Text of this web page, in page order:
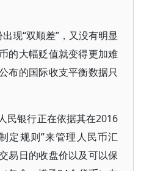
现“双顺差”，又没有明显
的大幅贬值就变得更加难
布的国际收支平衡数据只
民银行正在依据其在2016
定规则”来管理人民币汇
易日的收盘价以及可以保